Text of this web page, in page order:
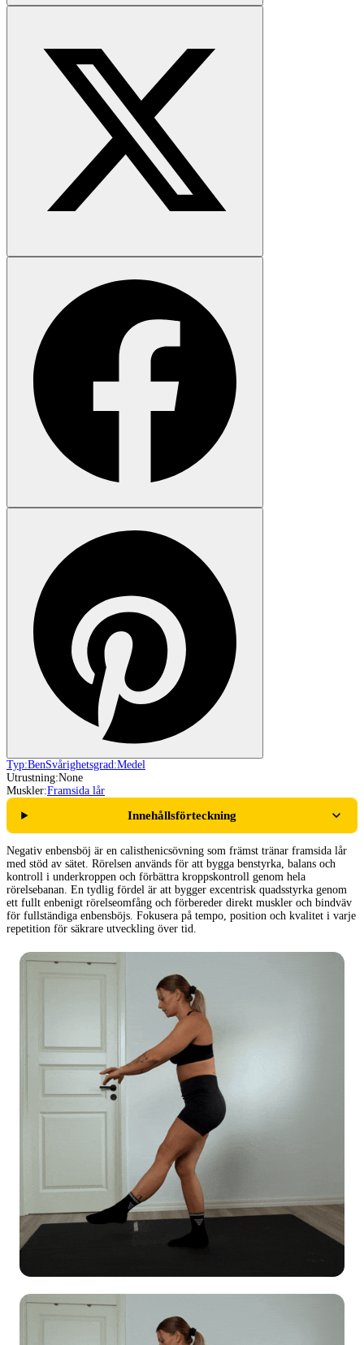
Typ:BenSvårighetsgrad:Medel
Utrustning:None
Muskler:Framsida lår
Innehållsförteckning
Negativ enbensböj är en calisthenicsövning som främst tränar framsida lår
med stöd av sätet. Rörelsen används för att bygga benstyrka, balans och
kontroll i underkroppen och förbättra kroppskontroll genom hela
rörelsebanan. En tydlig fördel är att bygger excentrisk quadsstyrka genom
ett fullt enbenigt rörelseomfång och förbereder direkt muskler och bindväv
för fullständiga enbensböjs. Fokusera på tempo, position och kvalitet i varje
repetition för säkrare utveckling över tid.